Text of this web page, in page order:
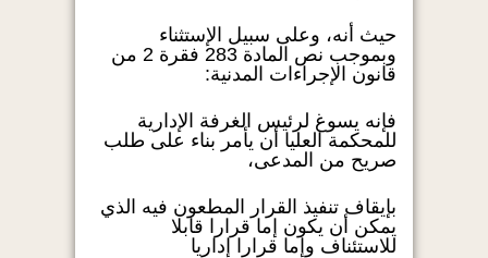
حيث أنه، وعلى سبيل الإستثناء
وبموجب نص المادة 283 فقرة 2 من
قانون الإجراءات المدنية:
فإنه يسوغ لرئيس الغرفة الإدارية
للمحكمة العليا أن يأمر بناء على طلب
صريح من المدعى،
بإيقاف تنفيذ القرار المطعون فيه الذي
يمكن أن يكون إما قرارا قابلا
للاستئناف وإما قرارا إداريا